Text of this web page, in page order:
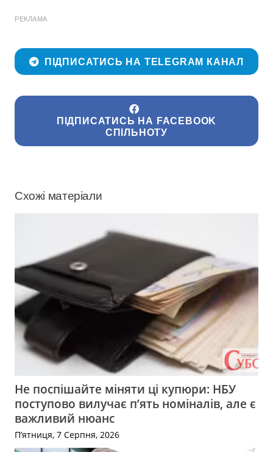
РЕКЛАМА
ПІДПИСАТИСЬ НА TELEGRAM КАНАЛ
ПІДПИСАТИСЬ НА FACEBOOK
СПІЛЬНОТУ
Схожі матеріали
Не поспішайте міняти ці купюри: НБУ
поступово вилучає п’ять номіналів, але є
важливий нюанс
П’ятниця, 7 Серпня, 2026